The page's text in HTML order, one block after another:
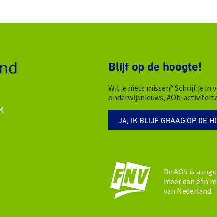
Blijf op de hoogte!
Wil je niets missen? Schrijf je in
onderwijsnieuws, AOb-
JA, IK BLIJF GRAAG OP DE
De AOb is
meer dan één
van Nederland.